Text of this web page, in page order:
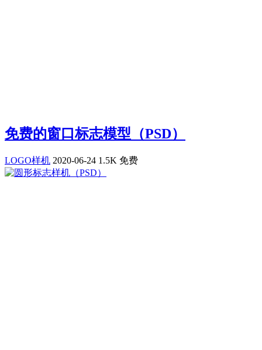
免费的窗口标志模型（PSD）
LOGO样机 2020-06-24 1.5K 免费